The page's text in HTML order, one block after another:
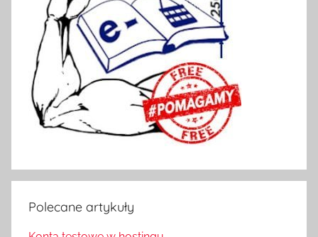
Polecane artykuły